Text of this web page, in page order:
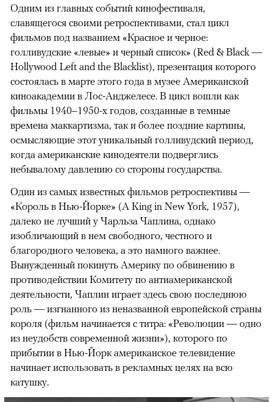
Одним из главных событий кинофестиваля,
славящегося своими ретроспективами, стал цикл
фильмов под названием «Красное и черное:
голливудские «левые» и черный список» (Red & Black —
Hollywood Left and the Blacklist), презентация которого
состоялась в марте этого года в музее Американской
киноакадемии в Лос-Анджелесе. В цикл вошли как
фильмы 1940–1950-х годов, созданные в темные
времена маккартизма, так и более поздние картины,
осмысляющие этот уникальный голливудский период,
когда американские кинодеятели подверглись
небывалому давлению со стороны государства.
Один из самых известных фильмов ретроспективы —
«Король в Нью-Йорке» (A King in New York, 1957),
далеко не лучший у Чарльза Чаплина, однако
изобличающий в нем свободного, честного и
благородного человека, а это намного важнее.
Вынужденный покинуть Америку по обвинению в
противодействии Комитету по антиамериканской
деятельности, Чаплин играет здесь свою последнюю
роль — изгнанного из неназванной европейской страны
короля (фильм начинается с титра: «Революции — одно
из неудобств современной жизни»), которого по
прибытии в Нью-Йорк американское телевидение
начинает использовать в рекламных целях на всю
катушку.